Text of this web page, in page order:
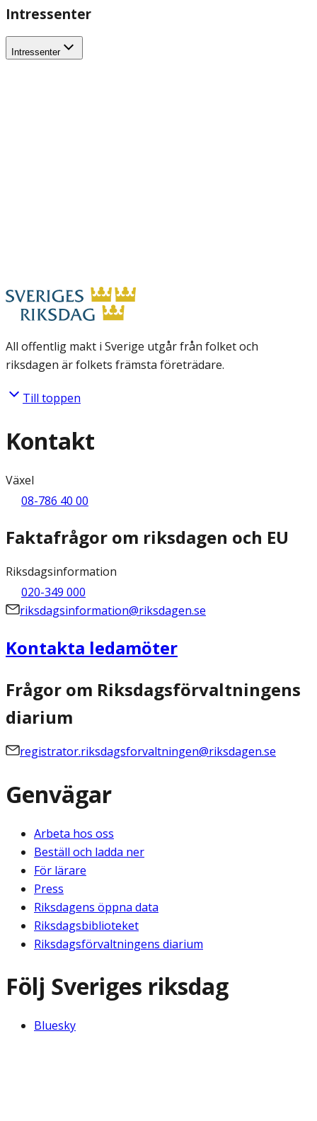
Intressenter
Intressenter
All offentlig makt i Sverige utgår från folket och
riksdagen är folkets främsta företrädare.
Till toppen
Kontakt
Växel
08-786 40 00
Faktafrågor om riksdagen och EU
Riksdagsinformation
020-349 000
riksdagsinformation@riksdagen.se
Kontakta ledamöter
Frågor om Riksdagsförvaltningens
diarium
registrator.riksdagsforvaltningen@riksdagen.se
Genvägar
Arbeta hos oss
Beställ och ladda ner
För lärare
Press
Riksdagens öppna data
Riksdagsbiblioteket
Riksdagsförvaltningens diarium
Följ Sveriges riksdag
Bluesky